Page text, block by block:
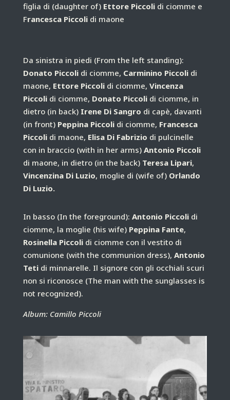
figlia di (daughter of) Ettore Piccolidi ciomme e
Francesca Piccolidi maone
Da sinistra in piedi (From the left standing):
Donato Piccolidi ciomme, Carminino Piccolidi
maone, Ettore Piccolidi ciomme, Vincenza
Piccolidi ciomme, Donato Piccolidi ciomme, in
dietro (in back) Irene Di Sangro di capè, davanti
(in front) Peppina Piccolidi ciomme, Francesca
Piccolidi maone, Elisa Di Fabrizio di pulcinelle
con in braccio (with in her arms) Antonio Piccoli
di maone, in dietro (in the back) Teresa Lipari,
Vincenzina Di Luzio, moglie di (wife of) Orlando
Di Luzio.
In basso (In the foreground): Antonio Piccolidi
ciomme, la moglie (his wife) Peppina Fante,
Rosinella Piccolidi ciomme con il vestito di
comunione (with the communion dress), Antonio
Tetidi minnarelle. Il signore con gli occhiali scuri
non si riconosce (The man with the sunglasses is
not recognized).
Album: Camillo Piccoli